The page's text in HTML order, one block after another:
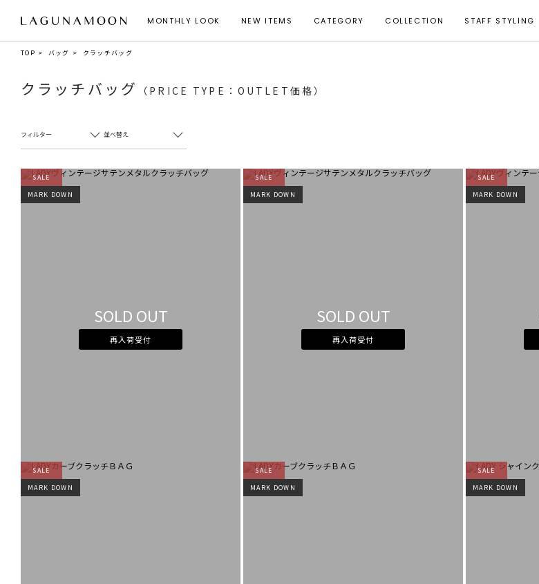
MONTHLY LOOK NEW ITEMS CATEGORY COLLECTION STAFF STYLING
TOP バッグ クラッチバッグ
クラッチバッグ （PRICE TYPE：OUTLET価格）
フィルター 並べ替え
SOLD OUT
再入荷受付
SALE
MARK DOWN
SOLD OUT
再入荷受付
SALE
MARK DOWN
SALE
MARK DOWN
SALE
MARK DOWN
SALE
MARK DOWN
SALE
MARK DOWN